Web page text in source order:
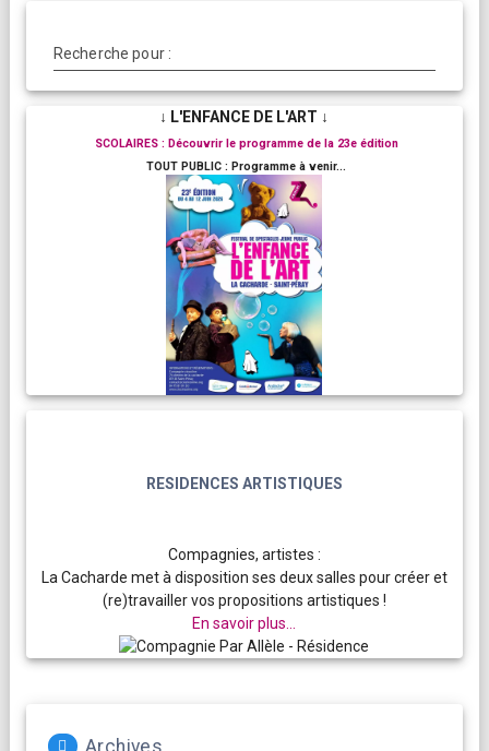
Recherche pour :
↓ L'ENFANCE DE L'ART ↓
SCOLAIRES : Découvrir le programme de la 23e édition
TOUT PUBLIC : Programme à venir...
RESIDENCES ARTISTIQUES
Compagnies, artistes :
La Cacharde met à disposition ses deux salles pour créer et
(re)travailler vos propositions artistiques !
En savoir plus...
Archives